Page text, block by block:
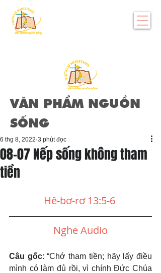
VĂN PHẨM NGUỒN
SỐNG
08-07 Nếp sống không tham
tiền
6 thg 8, 2022 3 phút đọc
Hê-bơ-rơ 13:5-6
Nghe Audio
Câu gốc: “Chớ tham tiền; hãy lấy điều
mình có làm đủ rồi, vì chính Đức Chúa